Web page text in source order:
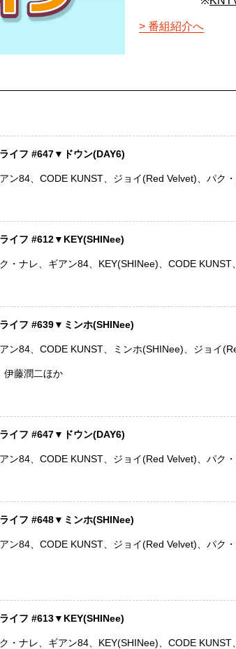
番組紹介へ
イフ #647▼ドウン(DAY6)
ン84、CODE KUNST、ジョイ(Red Velvet)、パク
イフ #612▼KEY(SHINee)
・ナレ、ギアン84、KEY(SHINee)、CODE
イフ #639▼ミンホ(SHINee)
ン84、CODE KUNST、ミンホ(SHINee)、ジョイ
伊藤潤二ほか
イフ #647▼ドウン(DAY6)
ン84、CODE KUNST、ジョイ(Red Velvet)、パク
イフ #648▼ミンホ(SHINee)
ン84、CODE KUNST、ジョイ(Red Velvet)、パク
イフ #613▼KEY(SHINee)
・ナレ、ギアン84、KEY(SHINee)、CODE